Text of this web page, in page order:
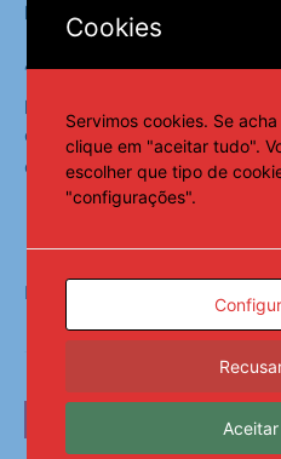
prioridade absoluta.
“Estamos atuando para que
punidos e para que a
consciente dos riscos das
confiáveis”, declarou.
Fonte:
Cookies
Servimos cookies. Se
clique em "aceitar tudo".
escolher que tipo de
"configurações".